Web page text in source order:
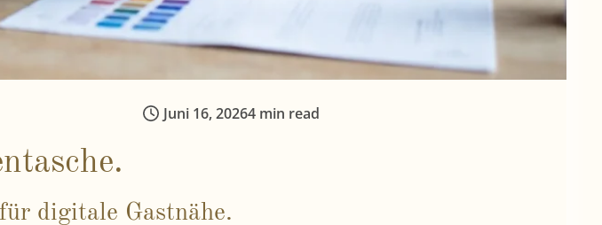
Juni 16, 20264 min read
digitale Gastnähe.